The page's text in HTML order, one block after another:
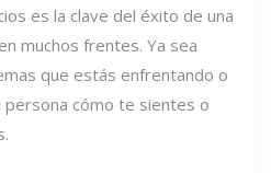
es la clave del éxito de una
muchos frentes. Ya sea
que estás enfrentando o
cómo te sientes o